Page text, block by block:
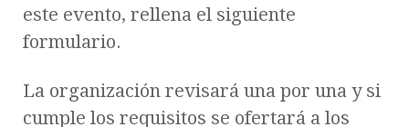
este evento, rellena el siguiente
formulario.
La organización revisará una por una y si
cumple los requisitos se ofertará a los